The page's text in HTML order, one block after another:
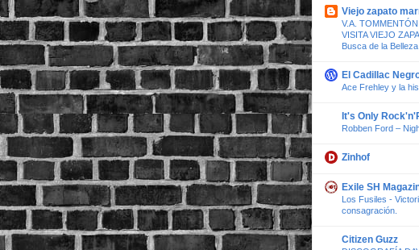
Viejo zapato
V.A.
VISITA VIEJO
Busca de la Belleza
El Cadillac
Ace Frehley y la
It's Only
Robben Ford –
Zinhof
Exile SH
Los Fusiles -
consagración.
Citizen Guzz